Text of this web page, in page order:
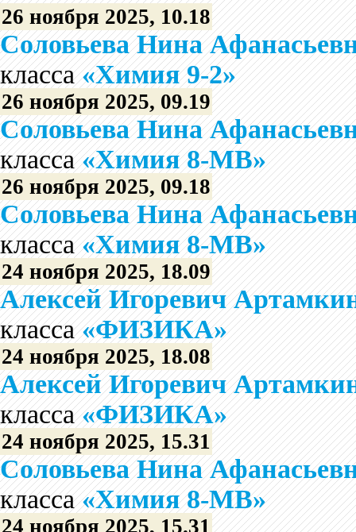
26 ноября 2025, 10.18
Соловьева Нина
класса«Химия 9-2»
26 ноября 2025, 09.19
Соловьева Нина
класса«Химия 8-МВ»
26 ноября 2025, 09.18
Соловьева Нина
класса«Химия 8-МВ»
24 ноября 2025, 18.09
Алексей Игоревич
класса«ФИЗИКА»
24 ноября 2025, 18.08
Алексей Игоревич
класса«ФИЗИКА»
24 ноября 2025, 15.31
Соловьева Нина
класса«Химия 8-МВ»
24 ноября 2025, 15.31